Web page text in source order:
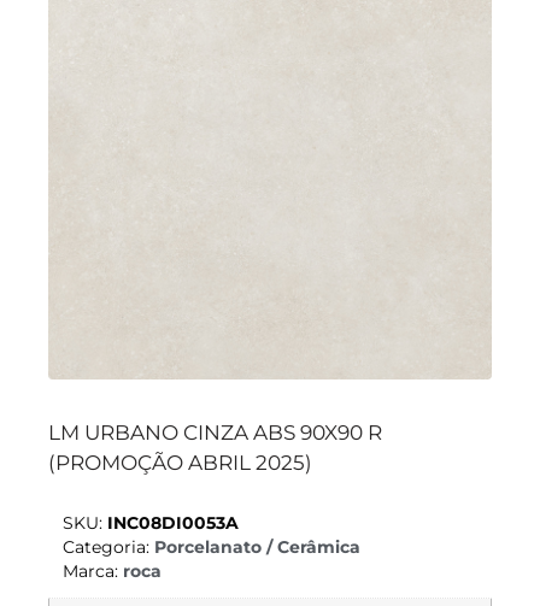
LM URBANO CINZA ABS 90X90 R
(PROMOÇÃO ABRIL 2025)
SKU: INC08DI0053A
Categoria: Porcelanato / Cerâmica
Marca: roca